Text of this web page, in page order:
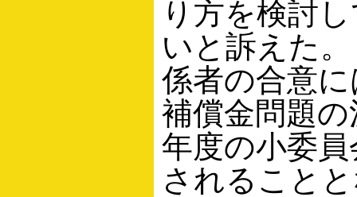
り方を検討
いと訴えた
係者の合意
補償金問題の
年度の小委
されること